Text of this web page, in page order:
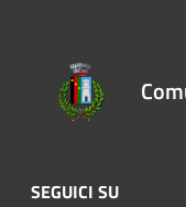
SEGUICI SU